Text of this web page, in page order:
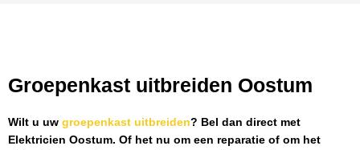
Groepenkast uitbreiden Oostum
Wilt u uw groepenkast uitbreiden? Bel dan direct met
Elektricien Oostum. Of het nu om een reparatie of om het